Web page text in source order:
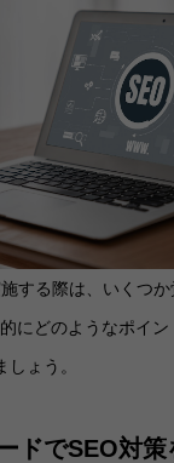
する際は、いくつ
にどのようなポイン
ょう。
ドでSEO対策